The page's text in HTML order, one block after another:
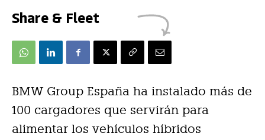
Share & Fleet
BMW Group España ha instalado más de
100 cargadores que servirán para
alimentar los vehículos híbridos